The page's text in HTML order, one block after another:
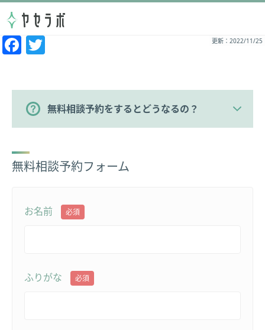
更新：2022/11/25
Facebook
無料相談予約をするとどうなるの？
無料相談予約フォーム
お名前 必須
ふりがな 必須